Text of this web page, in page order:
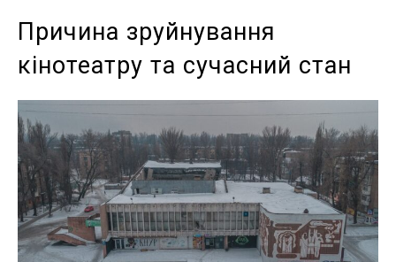
Причина зруйнування
кінотеатру та сучасний стан